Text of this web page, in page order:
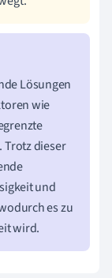
Lösungen
wie
Trotz dieser
und
es zu
wird.